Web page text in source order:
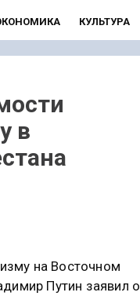
КУЛЬТУРА
в
на Восточном
Путин заявил о